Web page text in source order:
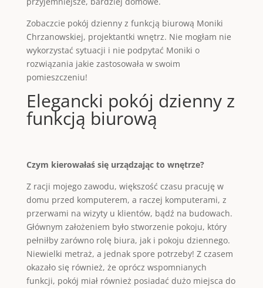
Zobaczcie pokój dzienny z funkcją biurową Moniki
Chrzanowskiej, projektantki wnętrz. Nie mogłam nie
wykorzystać sytuacji i nie podpytać Moniki o
rozwiązania jakie zastosowała w swoim
pomieszczeniu!
Elegancki pokój dzienny z
funkcją biurową
Czym kierowałaś się urządzając to wnętrze?
Z racji mojego zawodu, większość czasu pracuję w
domu przed komputerem, a raczej komputerami, z
przerwami na wizyty u klientów, bądź na budowach.
Głównym założeniem było stworzenie pokoju, który
pełniłby zarówno rolę biura, jak i pokoju dziennego.
Niewielki metraż, a jednak spore potrzeby! Z czasem
okazało się również, że oprócz wspomnianych
funkcji, pokój miał również posiadać dużo miejsca do